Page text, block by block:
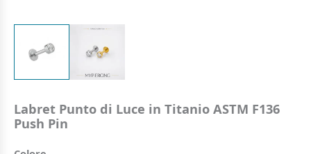
Labret Punto di Luce in Titanio ASTM F136
Push Pin